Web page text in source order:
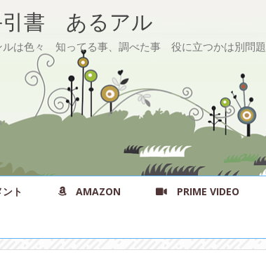
あるアル
知ってる事、調べた事 役に立つかは別問題
ト AMAZON PRIME VIDEO